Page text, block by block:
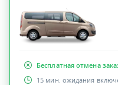
Бесплатная отмена
15 мин. ожидания